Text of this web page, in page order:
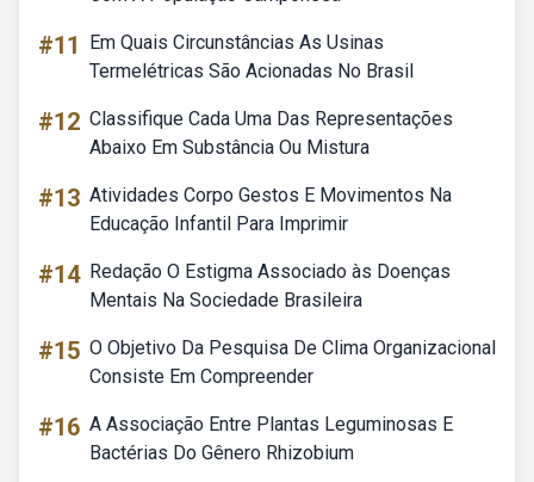
#11
Em Quais Circunstâncias As Usinas
Termelétricas São Acionadas No Brasil
#12 Classifique Cada Uma Das Representações
Abaixo Em Substância Ou Mistura
#13 Atividades Corpo Gestos E Movimentos Na
Educação Infantil Para Imprimir
#14 Redação O Estigma Associado às Doenças
Mentais Na Sociedade Brasileira
#15 O Objetivo Da Pesquisa De Clima Organizacional
Consiste Em Compreender
#16 A Associação Entre Plantas Leguminosas E
Bactérias Do Gênero Rhizobium